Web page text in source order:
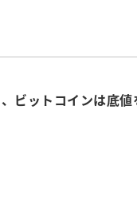
、ビットコインは底